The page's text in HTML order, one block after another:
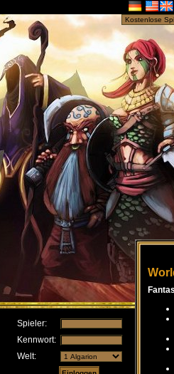
Spieler:
Kennwort:
Welt: